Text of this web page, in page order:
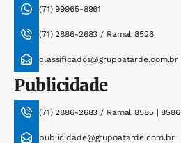
(71) 99965-8961
(71) 2886-2683 / Ramal 8526
classificados@grupoatarde.com.br
Publicidade
(71) 2886-2683 / Ramal 8585 | 8586
publicidade@grupoatarde.com.br